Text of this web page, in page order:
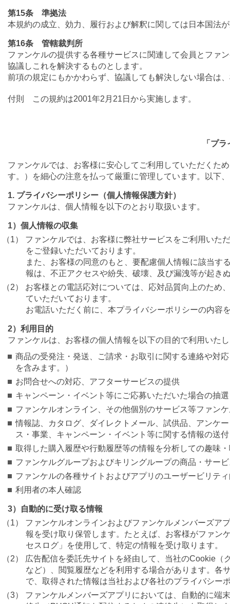
第15条 準拠法
本規約の成立、効力、履行および解釈に関しては日本国法
第16条 管轄裁判所
ファンケルの提供する各種サービスに関連して会員とファ
協議しこれを解決するものとします。
前項の規定にもかかわらず、協議しても解決しない場合は
付則 この規約は2001年2月21日から実施します。
「プ
ファンケルでは、お客様に安心してご利用していただくた
す。）を細心の注意を払って厳重に管理しています。以下
1. プライバシーポリシー（個人情報保護方針）
ファンケルは、個人情報を以下のとおり取扱います。
1）個人情報の収集
（1） ファンケルでは、お客様に弊社サービスをご利用い
をご登録いただいております。
また、お客様の同意のもと、要配慮個人情報に該当す
報は、不正アクセスや紛失、破壊、及び漏洩等が起き
（2） お客様との電話応対については、応対品質向上のた
ていただいております。
お電話いただく前に、本プライバシーポリシーの内容
2）利用目的
ファンケルは、お客様の個人情報を以下の目的で利用いた
商品の受発注・発送、ご請求・お取引に関する連絡や対
を含みます。）
お問合せへの対応、アフターサービスの提供
キャンペーン・イベント等にご応募いただいた場合の抽
ファンケルオンライン、その他個別のサービス等ファン
情報誌、カタログ、ダイレクトメール、試供品、アンケ
ス・事業、キャンペーン・イベント等に関する情報の送付
取得した購入履歴や行動履歴等の情報を分析しての趣味
ファンケルグループおよびキリングループの商品・サー
ファンケルの各種サイトおよびアプリのユーザービリテ
利用者の本人確認
3）自動的に受け取る情報
（1） ファンケルオンラインおよびファンケルメンバーズ
報を受け取り保管します。たとえば、お客様がファン
セスログ」を使用して、特定の情報を受け取ります。
（2） 広告配信を委託先サイトを経由して、当社のCookie
など）、閲覧履歴などを利用する場合があります。各
で、取得された情報は当社および各社のプライバシー
（3） ファンケルメンバーズアプリにおいては、自動的に